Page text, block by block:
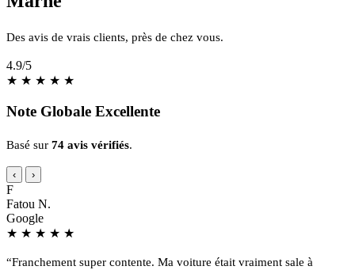
Des avis de vrais clients, près de chez vous.
4.9/5
★ ★ ★ ★ ★
Note Globale Excellente
Basé sur 74 avis vérifiés.
‹ ›
F
Fatou N.
Google
★ ★ ★ ★ ★
“Franchement super contente. Ma voiture était vraiment sale à